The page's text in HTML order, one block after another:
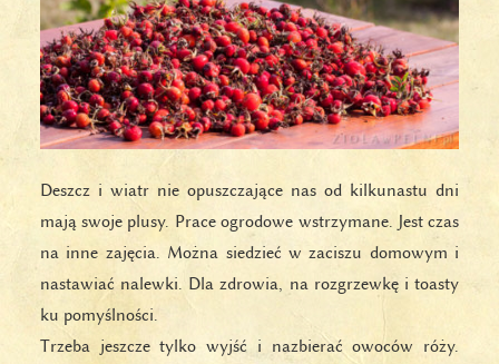
Deszcz i wiatr nie opuszczające nas od kilkunastu dni
mają swoje plusy. Prace ogrodowe wstrzymane. Jest czas
na inne zajęcia. Można siedzieć w zaciszu domowym i
nastawiać nalewki. Dla zdrowia, na rozgrzewkę i toasty
ku pomyślności.
Trzeba jeszcze tylko wyjść i nazbierać owoców róży.